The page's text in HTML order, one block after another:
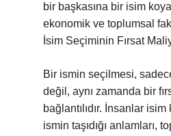
bir başkasına bir isim
ekonomik ve toplumsal
İsim Seçiminin Fırsat
Bir ismin seçilmesi,
değil, aynı zamanda bir
bağlantılıdır. İnsanlar
ismin taşıdığı anlamları,